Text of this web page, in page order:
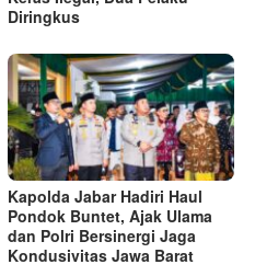
Diringkus
Kapolda Jabar Hadiri Haul
Pondok Buntet, Ajak Ulama
dan Polri Bersinergi Jaga
Kondusivitas Jawa Barat